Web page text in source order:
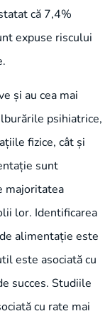
că 7,4%
expuse riscului
și au cea mai
psihiatrice,
fizice, cât și
sunt
majoritatea
lor. Identificarea
alimentație este
este asociată cu
succes. Studiile
cu rate mai